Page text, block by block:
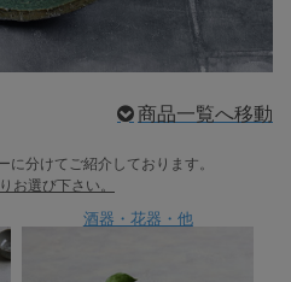
商品一覧へ移動
に分けてご紹介しております。
お選び下さい。
酒器・花器・他